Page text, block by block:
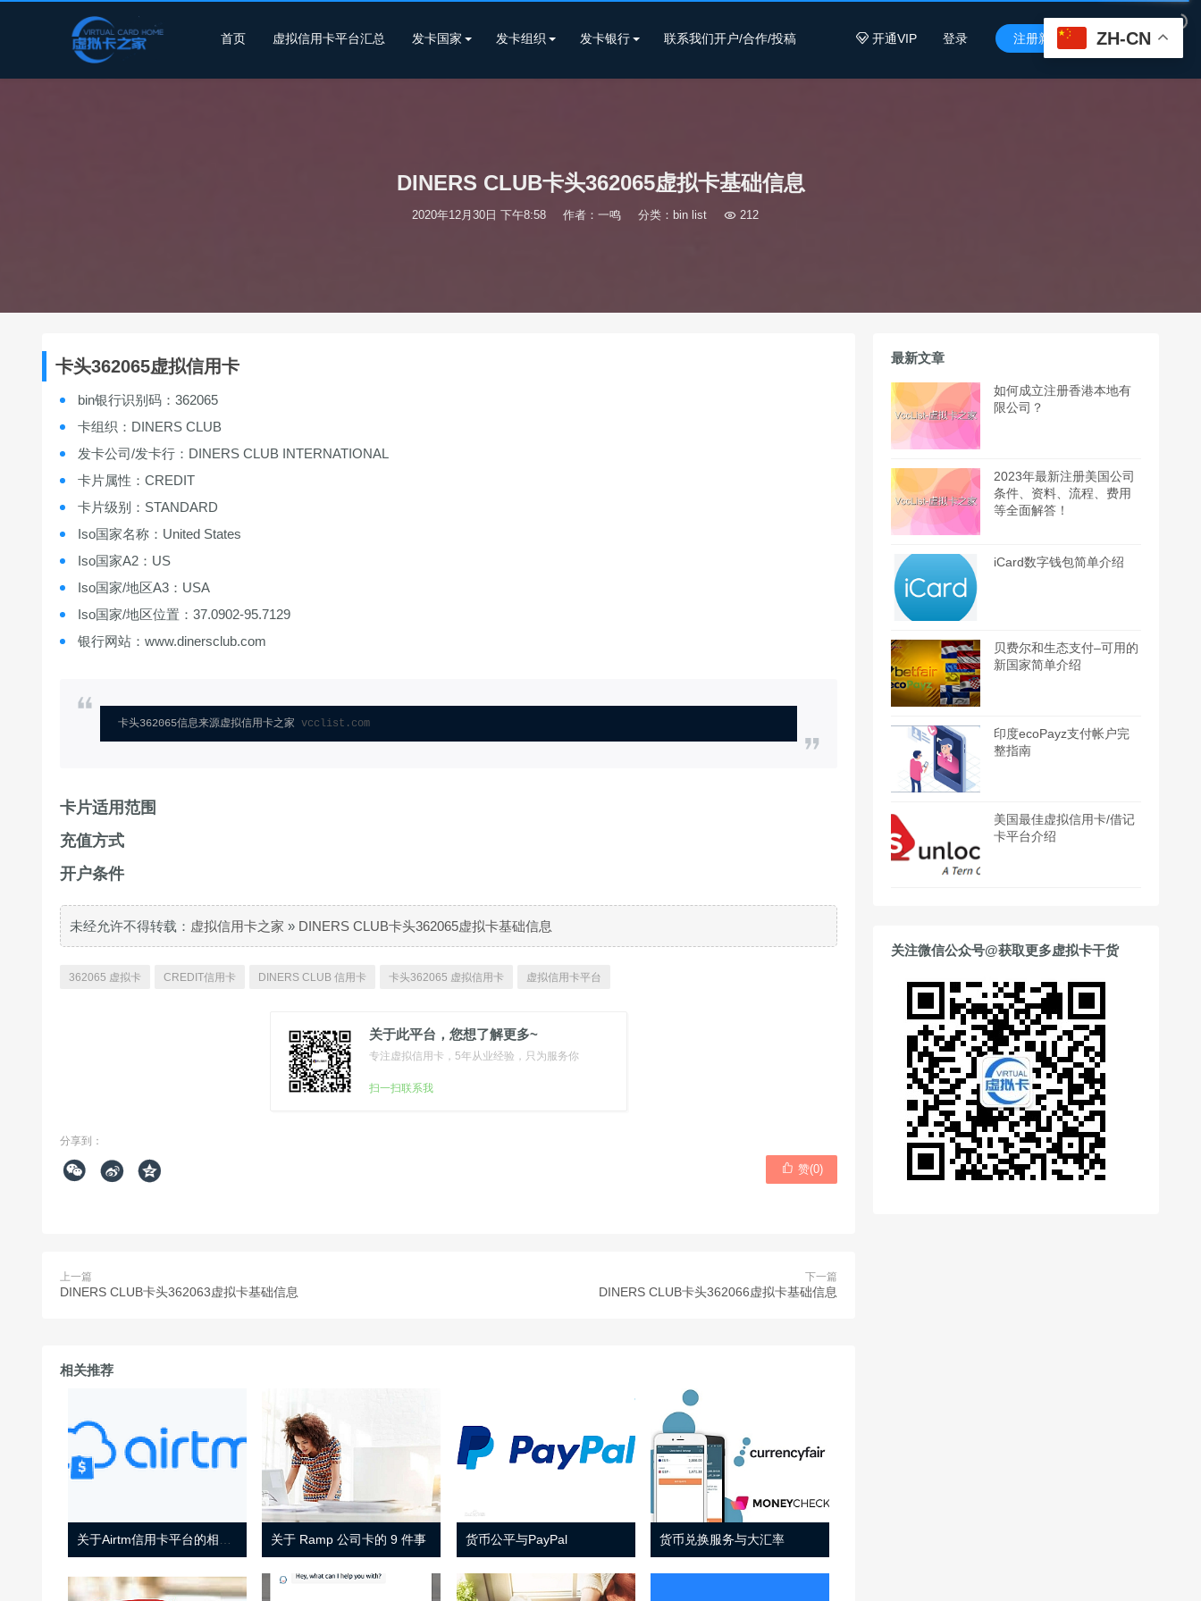
开通VIP 登录 注册新用户 
首页 虚拟信用卡平台汇总 发卡国家 发卡组织 发卡银行 联系我们开户/合作/投稿
DINERS CLUB卡头362065虚拟卡基础信息
2020年12月30日 下午8:58 作者：一鸣 分类： bin list  212
卡头362065虚拟信用卡
bin银行识别码：362065
卡组织：DINERS CLUB
发卡公司/发卡行：DINERS CLUB INTERNATIONAL
卡片属性：CREDIT
卡片级别：STANDARD
Iso国家名称：United States
Iso国家A2：US
Iso国家/地区A3：USA
Iso国家/地区位置：37.0902-95.7129
银行网站：www.dinersclub.com
卡头362065信息来源虚拟信用卡之家 vcclist.com
卡片适用范围
充值方式
开户条件
未经允许不得转载： 虚拟信用卡之家 » DINERS CLUB卡头362065虚拟卡基础信息
362065 虚拟卡 CREDIT信用卡 DINERS CLUB 信用卡 卡头362065 虚拟信用卡 虚拟信用卡平台
关于此平台，您想了解更多~
专注虚拟信用卡，5年从业经验，只为服务你
扫一扫联系我
分享到：
    赞(0)
上一篇
DINERS CLUB卡头362063虚拟卡基础信息
下一篇
DINERS CLUB卡头362066虚拟卡基础信息
相关推荐
关于 Ramp 公司卡的 9 件事 货币公平与PayPal 货币兑换服务与大汇率
最新文章
如何成立注册香港本地有
限公司？
2023年最新注册美国公司
条件、资料、流程、费用
等全面解答！
iCard数字钱包简单介绍
贝费尔和生态支付–可用的
新国家简单介绍
印度ecoPayz支付帐户完
整指南
美国最佳虚拟信用卡/借记
卡平台介绍
关注微信公众号@获取更多虚拟卡干货
ZH-CN